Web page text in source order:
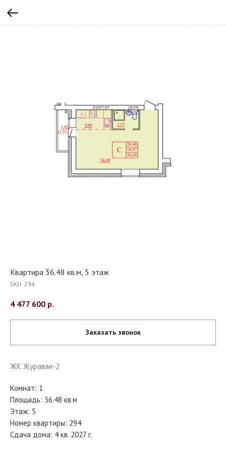
Квартира 36.48 кв.м, 5 этаж
SKU: 294
4 477 600 р.
Заказать звонок
ЖК Журавли-2
Комнат: 1
Площадь: 36.48 кв.м
Этаж: 5
Номер квартиры: 294
Сдача дома: 4 кв. 2027 г.